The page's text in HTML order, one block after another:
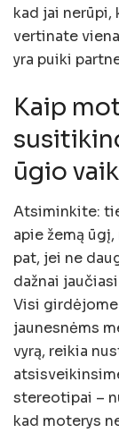
kad jai nerūpi,
vertinate
yra puiki
Kaip
ūgio
Atsiminkite:
apie žemą
pat, jei ne
dažnai
Visi
jaunesnėms
vyrą, reikia
stereotipai –
kad moterys